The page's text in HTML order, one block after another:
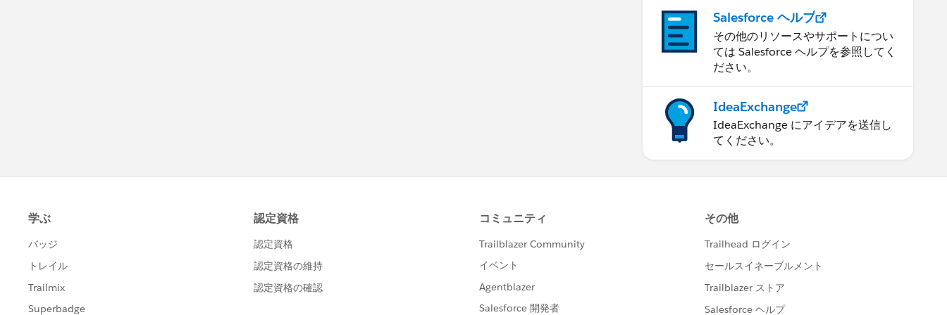
Salesforce ヘルプ
その他のリソースやサポートについ
ては Salesforce ヘルプを参照してく
ださい。
IdeaExchange
IdeaExchange にアイデアを送信し
てください。